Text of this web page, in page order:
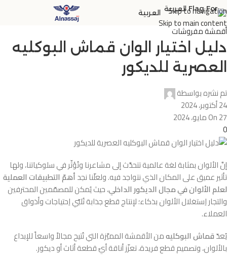
Skip to navigation
Skip to main content
العربية
أقمشة مفروشات
دليل اختيار الوان قماش البوكليه
العصرية للديكور
تم نشره بواسطة
24 أكتوبر، 2024
On 27 مايو، 2024
0
إنَّ الألوان بمثابة لغة عالمية تتحدَّث إلى مشاعرنا وتُؤثّر في سلوكياتنا، ولها
تأثير عميق على المكان الذي نتواجد فيه. ولعلّنا نجدأهمّ التطبيقات العملية
لعلم الألوان في مجال الديكور الداخلي، حيث يُمكن للمصمّمين المحترفين
والتجار اِستغلال الألوان بذكاء؛ لإنتاج قطع جذابة تُلبّي اِحتياجات وأذواق
العملاء.
يُعدّقماش البوكليهمن الأقمشة المميَّزة التي تُتيح مجالاً واسعاً للإبداع
بالألوان، وتصميم قطع فريدة، تعزّز أناقة أيّ قطعة أثاث أو ديكور.